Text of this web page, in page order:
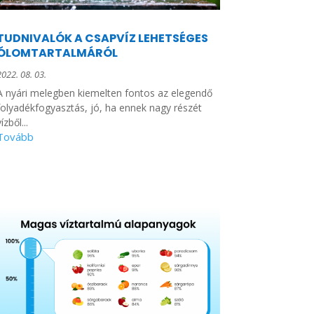
A CSAPVÍZ LEHETSÉGES
08. 03.
nyári melegben kiemelten fontos az elegendő
jó, ha ennek nagy részét